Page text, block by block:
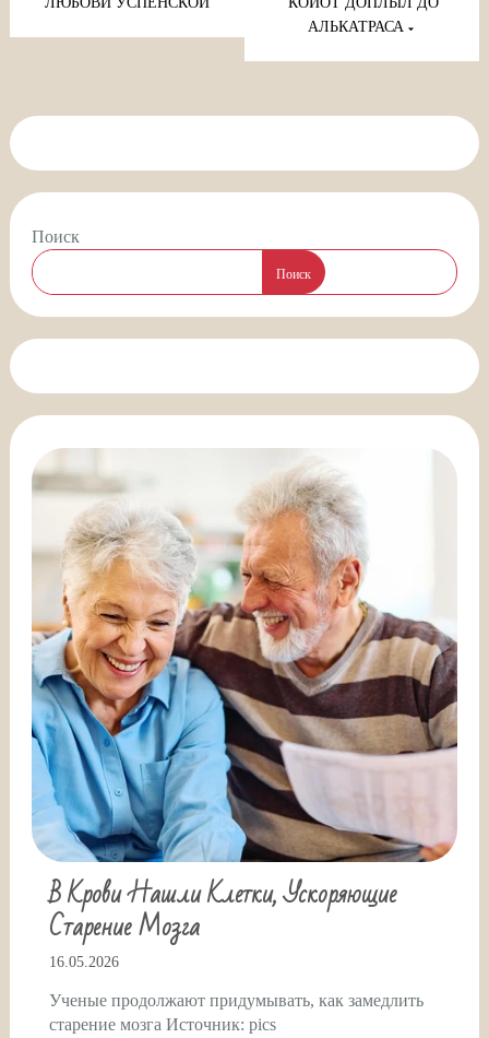
АЛЬКАТРАСА
Поиск
Поиск
В Крови Нашли Клетки, Ускоряющие
Старение Мозга
16.05.2026
Ученые продолжают придумывать, как замедлить
старение мозга Источник: pics